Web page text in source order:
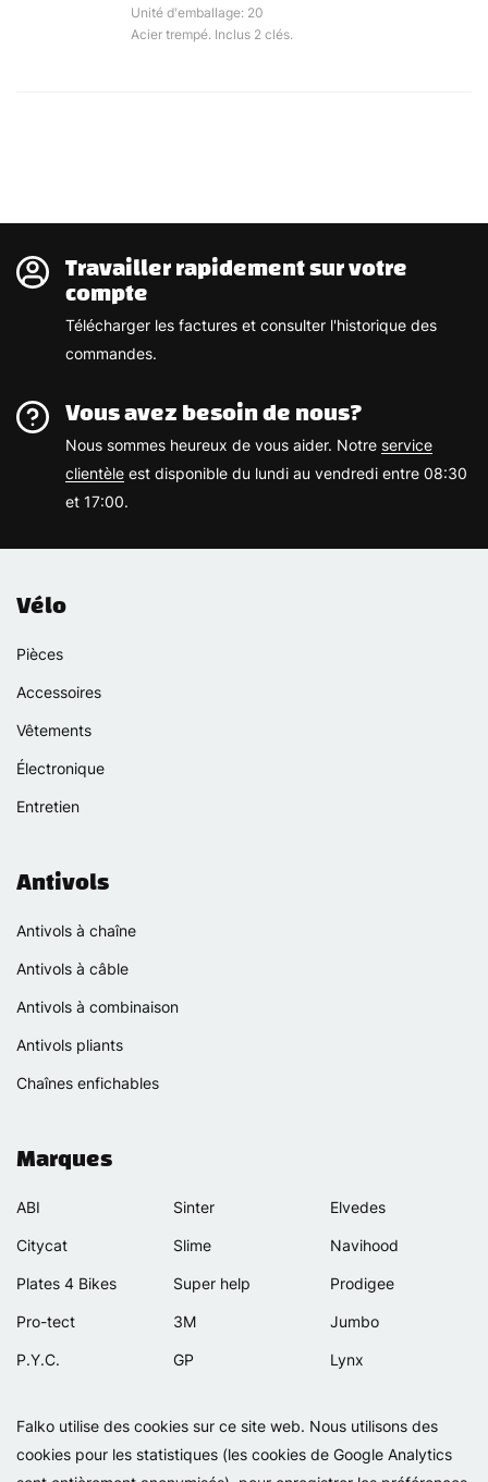
Falko utilise des cookies sur ce site web. Nous utilisons des
cookies pour les statistiques (les cookies de Google Analytics
Unité d'emballage: 20
Acier trempé. Inclus 2 clés.
Travailler rapidement sur votre
compte
Télécharger les factures et consulter l'historique des
commandes.
Vous avez besoin de nous?
Nous sommes heureux de vous aider. Notre service
clientèle est disponible du lundi au vendredi entre 08:30
et 17:00.
Vélo
Pièces
Accessoires
Vêtements
Électronique
Entretien
Antivols
Antivols à chaîne
Antivols à câble
Antivols à combinaison
Antivols pliants
Chaînes enfichables
Marques
ABI
Citycat
Plates 4 Bikes
Pro-tect
P.Y.C.
Selle Orient
Simpla
Sinter
Slime
Super help
3M
GP
Bellelli
Lamicall
Elvedes
Navihood
Prodigee
Jumbo
Lynx
Motip